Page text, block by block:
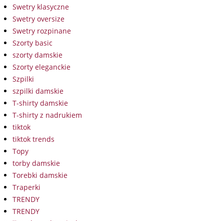
Swetry klasyczne
Swetry oversize
Swetry rozpinane
Szorty basic
szorty damskie
Szorty eleganckie
Szpilki
szpilki damskie
T-shirty damskie
T-shirty z nadrukiem
tiktok
tiktok trends
Topy
torby damskie
Torebki damskie
Traperki
TRENDY
TRENDY